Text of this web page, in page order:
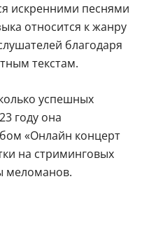
искренними песнями
относится к жанру
благодаря
текстам.
успешных
году она
«Онлайн концерт
на стриминговых
меломанов.